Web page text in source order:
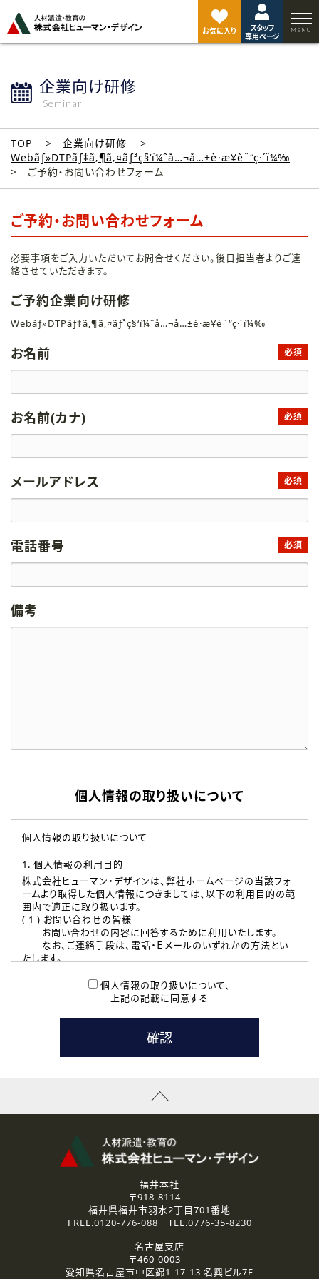
お気に入り
スタッフ
専用ページ
企業向け研修
Seminar
TOP
企業向け研修
Webãƒ»DTPãƒ‡ã‚¶ã‚¤ãƒ³ç§‘ï¼ˆå…¬å…±è·æ¥­è¨“ç·´ï¼‰
ご予約・お問い合わせフォーム
ご予約・お問い合わせフォーム
必要事項をご入力いただいてお問合せください。後日担当者よりご連
絡させていただきます。
ご予約企業向け研修
Webãƒ»DTPãƒ‡ã‚¶ã‚¤ãƒ³ç§‘ï¼ˆå…¬å…±è·æ¥­è¨“ç·´ï¼‰
お名前 必須
お名前(カナ) 必須
メールアドレス 必須
電話番号 必須
備考
個人情報の取り扱いについて
個人情報の取り扱いについて
1. 個人情報の利用目的
株式会社ヒューマン・デザインは、弊社ホームページの当該フォ
ームより取得した個人情報につきましては、以下の利用目的の範
囲内で適正に取り扱います。
( 1 ) お問い合わせの皆様
お問い合わせの内容に回答するために利用いたします。
なお、ご連絡手段は、電話・Ｅメールのいずれかの方法とい
たします。
本登録に関するご連絡および本登録時の参考情報として利
たします。
( 3 ) スタッフ派遣を検討されている企業の皆様
お問い合わせの内容に回答するために利用いたします。
なお、ご連絡手段は、電話・Ｅメールのいずれかの方法とい
資料送付、受講相談に関するご連絡のために利用いたしま
その他、お問い合わせの内容に回答するために利用いたし
なお、ご連絡手段は、電話・Ｅメールのいずれかの方法とい
2.個人情報の第三者提供
ご提供いただいた個人情報は、法令等の規定に従う場合を除き、
3.個人情報の取り扱いの委託
弊社の定める個人情報保護の評価基準を満たした委託先に、個
個人情報の取り扱いについて、
上記の記載に同意する
ジ
ト
福井本社
〒918-8114
福井県福井市羽水2丁目701番地
FREE.0120-776-088 TEL.0776-35-8230
名古屋支店
〒460-0003
愛知県名古屋市中区錦1-17-13 名興ビル7F